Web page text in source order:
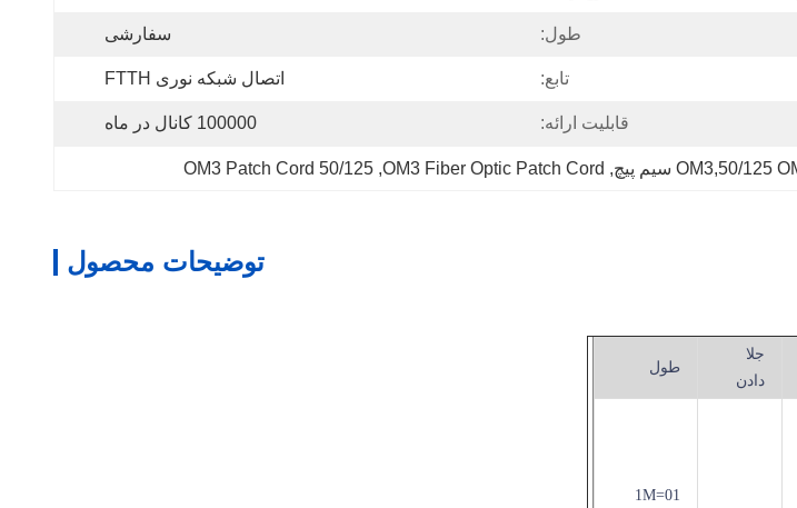
طول: سفارشی
تابع: اتصال شبکه نوری FTTH
قابلیت ارائه: 100000 کانال در ماه
,
OM3 Fiber Optic Patch Cord
,
50/125 OM3 Patch Cord
توضیحات محصول
جلا
دادن
طول
01=1M